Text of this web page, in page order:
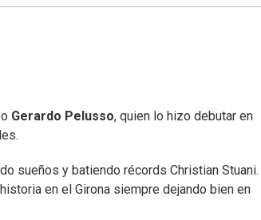
Gerardo Pelusso, quien lo hizo debutar en
sueños y batiendo récords Christian Stuani.
en el Girona siempre dejando bien en